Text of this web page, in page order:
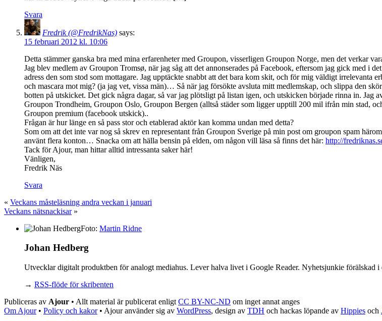
Svara
Fredrik (@FredrikNas) says:
15 februari 2012 kl. 10:06
Detta stämmer ganska bra med mina erfarenheter med Groupon, visserligen Groupon Norge, men det verkar
Jag blev medlem av Groupon Tromsø, när jag såg att det annonserades på Facebook, eftersom jag gick med i
adress den som stod som mottagare. Jag upptäckte snabbt att det bara kom skit, och för mig väldigt
och mascara mot mig? (ja jag vet, vissa män)… Så när jag försökte avsluta mitt medlemskap, och slippa den
botten på utskicket. Det gick några dagar, så var jag plötsligt på listan igen, och utskicken började rinna in. Jag
Groupon Trondheim, Groupon Oslo, Groupon Bergen (alltså städer som ligger upptill 200 mil ifrån min stad,
Groupon premium (facebook utskick)..
Frågan är hur länge en så pass stor och etablerad aktör kan komma undan med detta?
Som om att det inte var nog så skrev en representant från Groupon Sverige på min post om groupon spam
använt flera konton… Snacka om att hälla bensin på elden, om någon vill läsa så finns det här: http://
Tack för Ajour, man hittar alltid intressanta saker här!
Vänligen,
Fredrik Näs
Svara
« Veckans måsteläsning andra veckan i januari
Veckans nätsnackisar»
Foto: Martin Ridne
Johan Hedberg
Utvecklar digitalt produktben för analogt mediahus. Lever halva livet i Google Reader. Nyhetsjunkie förälskad i
→ RSS-flöde för skribenten
Publiceras av Ajour • Allt material är publicerat enligt CC BY-NC-ND om inget annat anges
Om Ajour• Policy och kakor• Ajour använder sig av WordPress, design av TDH och hackas löpande av Hippies och